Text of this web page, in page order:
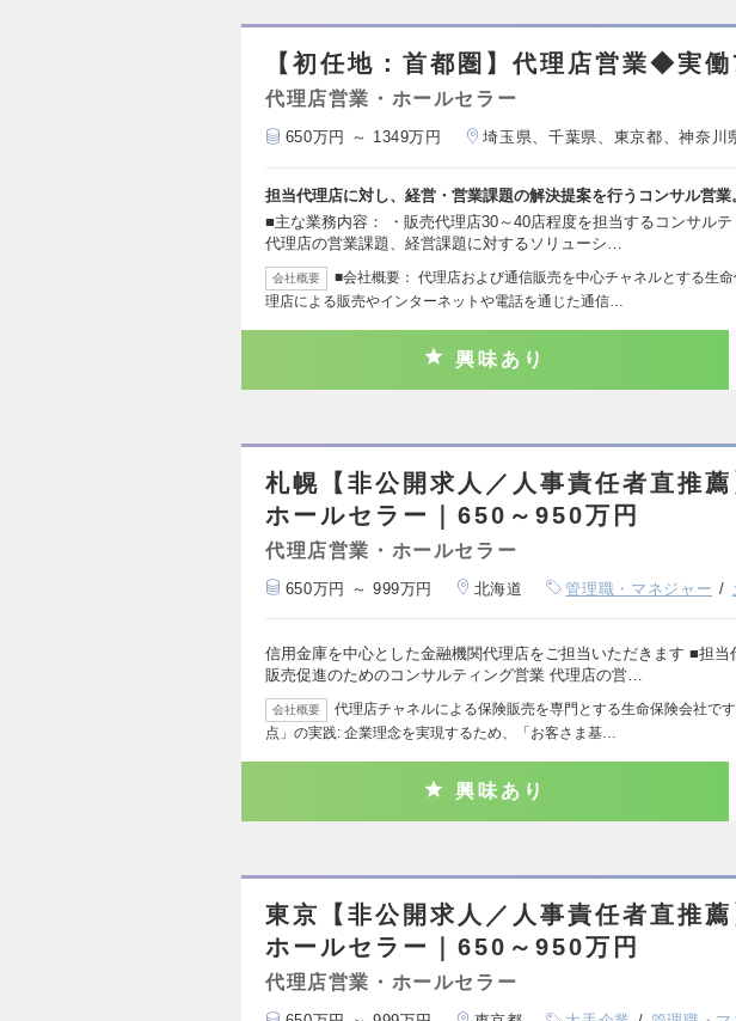
【初任地：首都圏】代理店営業◆実
代理店営業・ホールセラー
650万円 ～ 1349万円 埼玉県、千葉県、東京都、神奈川
担当代理店に対し、経営・営業課題の解決提案を行うコンサル営業
■主な業務内容： ・販売代理店30～40店程度を担当するコンサルテ
代理店の営業課題、経営課題に対するソリューシ…
会社概要
■会社概要： 代理店および通信販売を中心チャネルとする生
理店による販売やインターネットや電話を通じた通信…
興味あり
札幌【非公開求人／人事責任者直推
ホールセラー｜650～950万円
代理店営業・ホールセラー
650万円 ～ 999万円 北海道 管理職・マネジャー
信用金庫を中心とした金融機関代理店をご担当いただきます ■担当
販売促進のためのコンサルティング営業 代理店の営…
会社概要
代理店チャネルによる保険販売を専門とする生命保険会社で
点」の実践: 企業理念を実現するため、「お客さま基…
興味あり
東京【非公開求人／人事責任者直推
ホールセラー｜650～950万円
代理店営業・ホールセラー